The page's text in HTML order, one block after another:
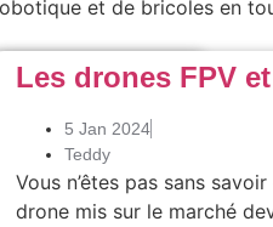
et de bricoles en
FPV,Tests
une surprise vu
Les drones FPV
5 Jan 2024
Teddy
Vous n’êtes pas sans
drone mis sur le marché